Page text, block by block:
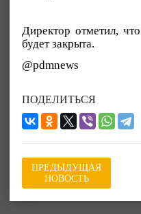
Директор отметил,
будет закрыта.
@pdmnews
ПОДЕЛИТЬСЯ
ПРЕДЫДУЩАЯ
НОВОСТЬ